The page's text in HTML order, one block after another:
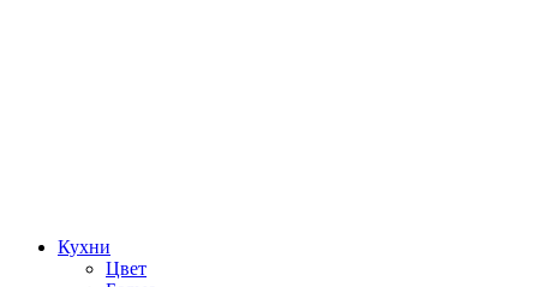
Кухни
Цвет